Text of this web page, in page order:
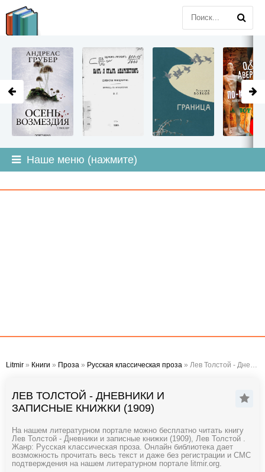
Наше меню (нажмите)
Litmir » Книги » Проза » Русская классическая проза » Лев Толстой - Дневники и записные книжки (1909)
ЛЕВ ТОЛСТОЙ - ДНЕВНИКИ И
ЗАПИСНЫЕ КНИЖКИ (1909)
На нашем литературном портале можно бесплатно читать книгу
Лев Толстой - Дневники и записные книжки (1909), Лев Толстой .
Жанр: Русская классическая проза. Онлайн библиотека дает
возможность прочитать весь текст и даже без регистрации и СМС
подтверждения на нашем литературном портале litmir.org.
LITMIR.ORG